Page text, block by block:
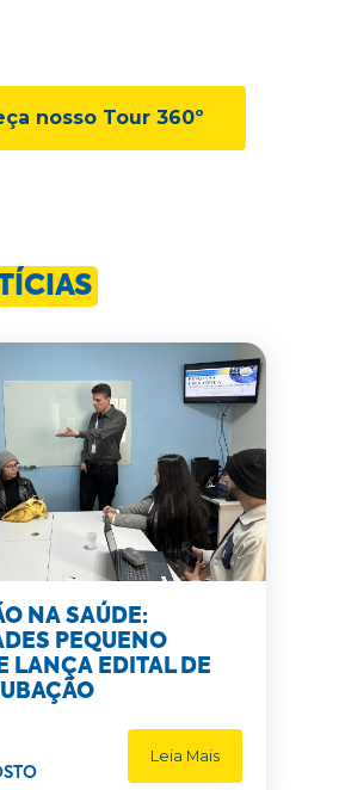
nosso Tour 360º
NA SAÚDE:
PEQUENO
LANÇA EDITAL DE
Leia Mais